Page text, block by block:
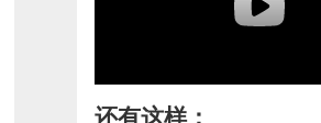
还有这样：